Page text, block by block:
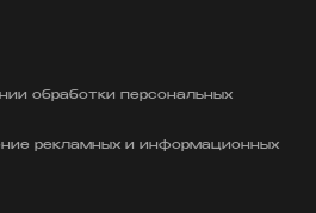
обработки персональных
рекламных и информационных